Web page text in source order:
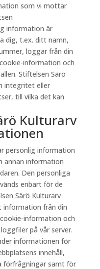
som vi mottar
information är
dig, t.ex. ditt namn,
loggar från din
information och
Stiftelsen Särö
integritet eller
till vilka det kan
Kulturarv
personlig information
annan information
Den personliga
enbart för de
Särö Kulturarv
från din
information och
på vår server.
informationen för
innehåll,
förfrågningar samt för